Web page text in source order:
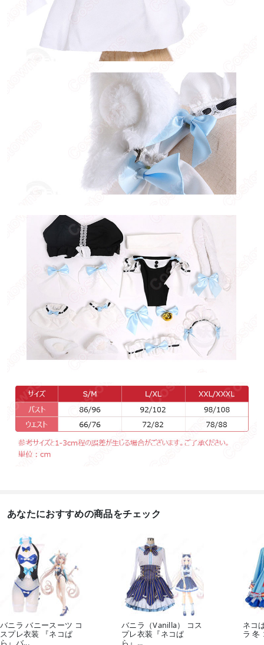
あなたにおすすめの商品をチェック
バニラ バニースーツ コ
スプレ衣装 『ネコぱ
ら』バ...
バニラ（Vanilla） コス
プレ衣装『ネコぱ
ら』...
ネコ
ラ 冬